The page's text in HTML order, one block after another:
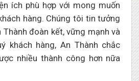
ích phù hợp với mong muốn
hàng. Chúng tôi tin tưởng
đoàn kết, vững mạnh và
khách hàng, An Thành chắc
nhiều thành công hơn nữa